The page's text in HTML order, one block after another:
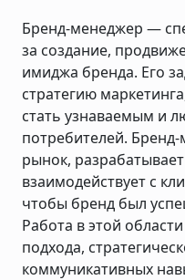
Бренд-менеджер —
за создание,
имиджа бренда. Его
стратегию
стать узнаваемым и
потребителей.
рынок,
взаимодействует с
чтобы бренд был
Работа в этой
подхода,
коммуникативных